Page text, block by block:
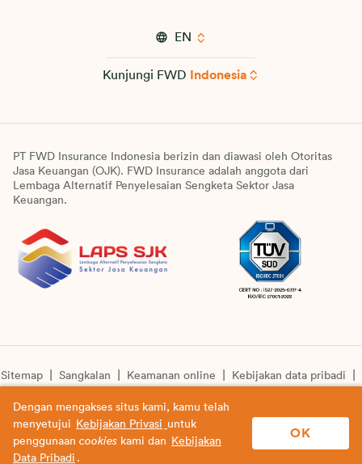
EN
Kunjungi FWD Indonesia
PT FWD Insurance Indonesia berizin dan diawasi oleh Otoritas
Jasa Keuangan (OJK). FWD Insurance adalah anggota dari
Lembaga Alternatif Penyelesaian Sengketa Sektor Jasa
Keuangan.
Sitemap Sangkalan Keamanan online
Kebijakan data pribadi
© Copyright 2026 PT FWD Insurance Indonesia. All rights
reserved.
Dengan mengakses situs kami, kamu telah
menyetujui
Kebijakan Privasi untuk
penggunaan cookies kami dan
Kebijakan
Data Pribadi .
OK